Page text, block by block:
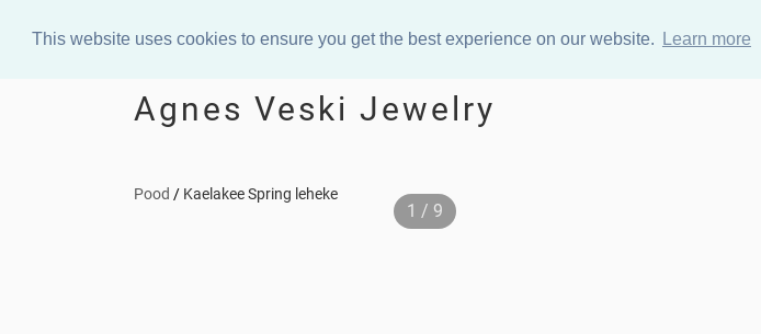
This website uses cookies to ensure you get the best experience on our website. Learn more
Agnes Veski Jewelry
Pood / Kaelakee Spring leheke
1 / 9